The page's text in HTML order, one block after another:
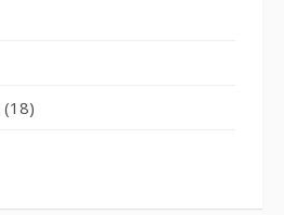
(18)